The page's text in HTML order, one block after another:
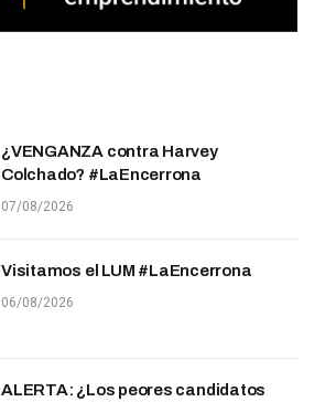
¿VENGANZA contra Harvey
Colchado? #LaEncerrona
07/08/2026
Visitamos el LUM #LaEncerrona
06/08/2026
ALERTA: ¿Los peores candidatos